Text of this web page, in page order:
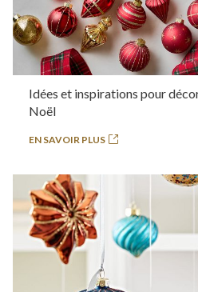
Idées et inspirations pour
Noël
EN SAVOIR PLUS